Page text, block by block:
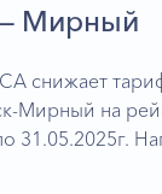
Мирный
снижает
Мирный на
31.05.2025г.